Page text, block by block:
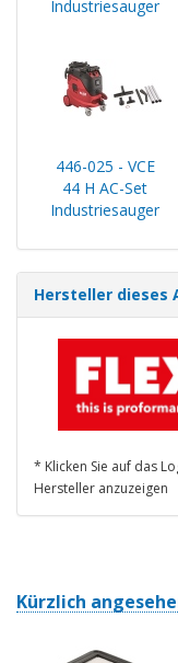
Industriesauger
446-025 - VCE
44 H AC-Set
Industriesauger
Hersteller dieses
* Klicken Sie auf das
Hersteller anzuzeigen
Kürzlich